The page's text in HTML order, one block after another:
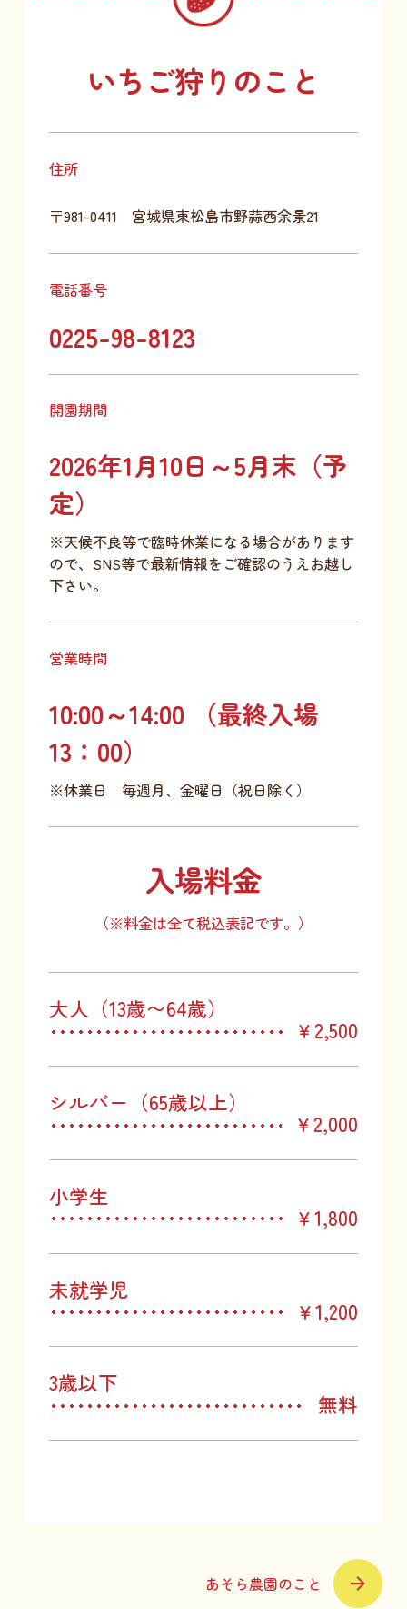
いちご狩りのこと
住所
〒981-0411 宮城県東松島市野蒜西余景21
電話番号
0225-98-8123
開園期間
2026年1月10日～5月末（予
定）
※天候不良等で臨時休業になる場合があります
ので、SNS等で最新情報をご確認のうえお越し
下さい。
営業時間
10:00～14:00 （最終入場
13：00）
※休業日 毎週月、金曜日（祝日除く）
入場料金
（※料金は全て税込表記です。）
大人（13歳〜64歳）
￥2,500
シルバー（65歳以上）
￥2,000
小学生
￥1,800
未就学児
￥1,200
3歳以下
無料
あそら農園のこと